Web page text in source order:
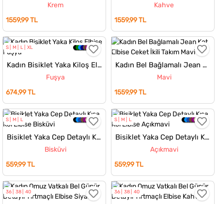
Krem
1559,99 TL
Kahve
1559,99 TL
S M L XL
Kadın Bisiklet Yaka Kiloş Elbise
Fuşya
674,99 TL
Kadın Bel Bağlamalı Jean Kot Elbise Ceket İkili Takım
Mavi
1559,99 TL
S M L
Bisiklet Yaka Cep Detaylı Kısa Kol Elbise
Bisküvi
559,99 TL
S M L
Bisiklet Yaka Cep Detaylı Kısa Kol Elbise
Açıkmavi
559,99 TL
36 38 40 36 38 40